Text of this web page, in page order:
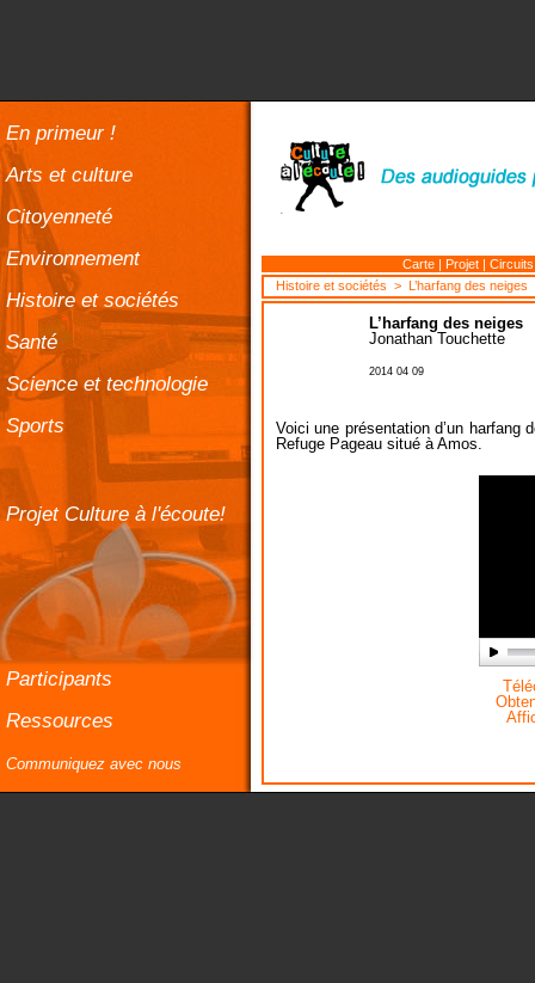
En primeur !
Arts et culture
Citoyenneté
Environnement
Histoire et sociétés
Santé
Science et technologie
Sports
Projet Culture à l'écoute!
Participants
Ressources
Communiquez avec nous
Carte | Projet |
Histoire et sociétés > L’harfang des neiges
L’harfang des neiges
Jonathan Touchette
2014 04 09
Voici une présentation d’un harfang
Refuge Pageau situé à Amos.